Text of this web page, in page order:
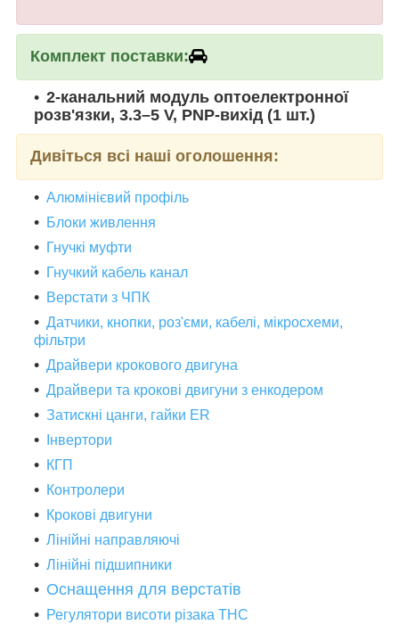
Комплект поставки:
2-канальний модуль оптоелектронної
розв'язки, 3.3–5 V, PNP-вихід (1 шт.)
Дивіться всі наші оголошення:
Алюмінієвий профіль
Блоки живлення
Гнучкі муфти
Гнучкий кабель канал
Верстати з ЧПК
Датчики, кнопки, роз'єми, кабелі, мікросхеми,
фільтри
Драйвери крокового двигуна
Драйвери та крокові двигуни з енкодером
Затискні цанги, гайки ER
Інвертори
КГП
Контролери
Крокові двигуни
Лінійні направляючі
Лінійні підшипники
Оснащення для верстатів
Регулятори висоти різака THC